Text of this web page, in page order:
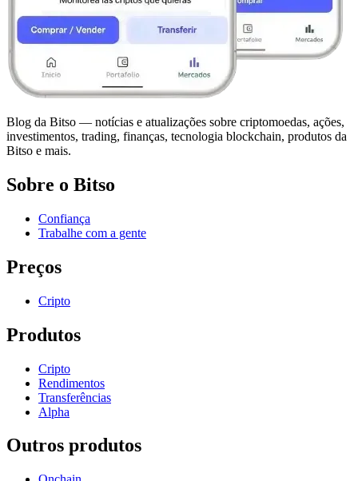
Blog da Bitso — notícias e atualizações sobre criptomoedas, ações,
investimentos, trading, finanças, tecnologia blockchain, produtos da
Bitso e mais.
Sobre o Bitso
Confiança
Trabalhe com a gente
Preços
Cripto
Produtos
Cripto
Rendimentos
Transferências
Alpha
Outros produtos